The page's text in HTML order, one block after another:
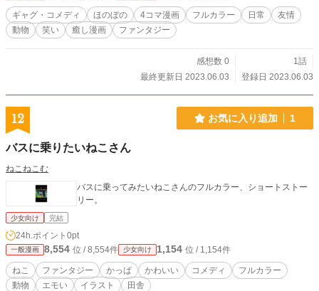
ギャグ・コメディ ほのぼの 4コマ漫画 フルカラー 日常
友情
動物
笑い 癒し漫画 ファンタジー
感想数 0
1話
最終更新日 2023.06.03
登録日 2023.06.03
12 お気に入り追加 1
バスに乗りたいねこさん
ねこねこむ
バスに乗ってみたいねこさんのフルカラー、ショートストー
リー。
少女向け 完結
24h.ポイント 0pt
一般漫画 8,554 位 / 8,554件 少女向け 1,154 位 / 1,154件
ねこ ファンタジー かっぱ かわいい コメディ
フルカラー
動物
エモい イラスト 田舎